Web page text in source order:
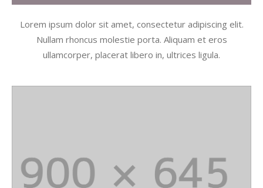
Lorem ipsum dolor sit amet, consectetur adipiscing elit.
Nullam rhoncus molestie porta. Aliquam et eros
ullamcorper, placerat libero in, ultrices ligula.